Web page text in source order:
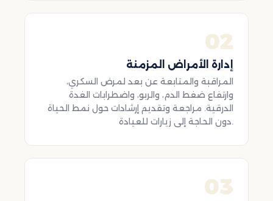
02
إدارة الأمراض المزمنة
المراقبة والمتابعة عن بعد لمرض السكري،
وارتفاع ضغط الدم، والربو، واضطرابات الغدة
الدرقية. مراجعة وتقديم إرشادات حول نمط الحياة
دون الحاجة إلى زيارات للعيادة.
03